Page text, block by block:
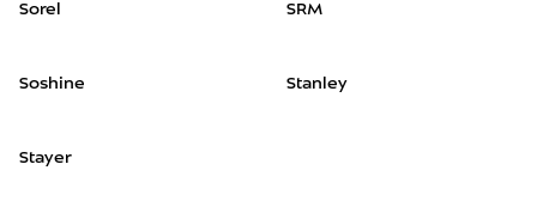
Sorel
Soshine
SRM
Stanley
Stayer